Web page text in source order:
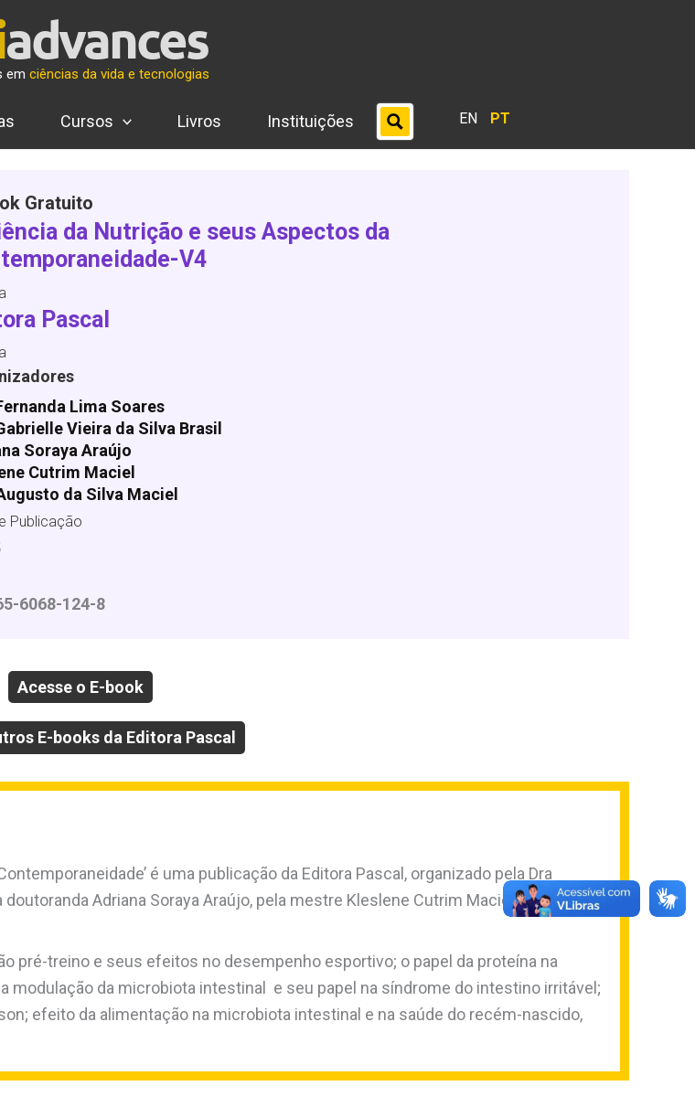
em ciências da vida e tecnologias
Cursos Livros Instituições EN PT
Gratuito
da Nutrição e seus Aspectos da
V4
Pascal
Lima Soares
Vieira da Silva Brasil
Soraya Araújo
Cutrim Maciel
da Silva Maciel
Publicação
6068-124-8
Acesse o E-book
E-books da Editora Pascal
é uma publicação da Editora Pascal, organizado pela Dra
doutoranda Adriana Soraya Araújo, pela mestre Kleslene Cutrim Maciel e pelo
pré-treino e seus efeitos no desempenho esportivo; o papel da proteína na
da microbiota intestinal e seu papel na síndrome do intestino irritável;
efeito da alimentação na microbiota intestinal e na saúde do recém-nascido,